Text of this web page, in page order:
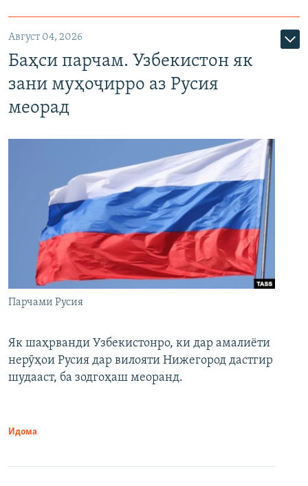
Август 04, 2026
Баҳси парчам. Узбекистон як
зани муҳоҷирро аз Русия
меорад
Парчами Русия
Як шаҳрванди Узбекистонро, ки дар амалиёти
нерӯҳои Русия дар вилояти Нижегород дастгир
шудааст, ба зодгоҳаш меоранд.
Идома